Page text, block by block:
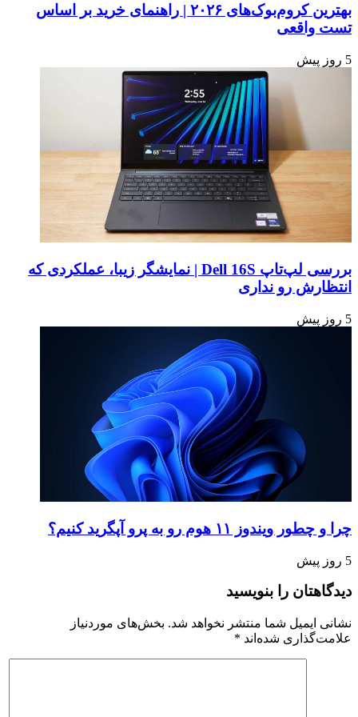
بهترین کروم‌بوک‌های ۲۰۲۶ | راهنمای خرید بر اساس
تست واقعی
5 روز پیش
بررسی لپ‌تاپ Dell 16S | نمایشگر زیبا، عملکردی که
انتظارش رو نداری
5 روز پیش
چرا و چطور ویندوز ۱۱ هوم رو به پرو آپگرید کنیم؟
5 روز پیش
دیدگاهتان را بنویسید
نشانی ایمیل شما منتشر نخواهد شد. بخش‌های موردنیاز
علامت‌گذاری شده‌اند *